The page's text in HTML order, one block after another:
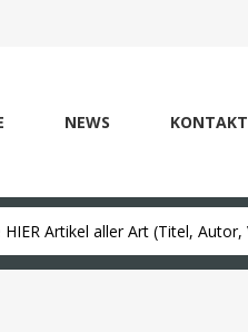
NEWS KONTAKT